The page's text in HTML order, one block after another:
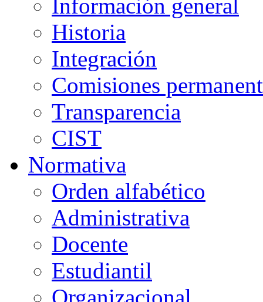
Información general
Historia
Integración
Comisiones
Transparencia
CIST
Normativa
Orden alfabético
Administrativa
Docente
Estudiantil
Organizacional